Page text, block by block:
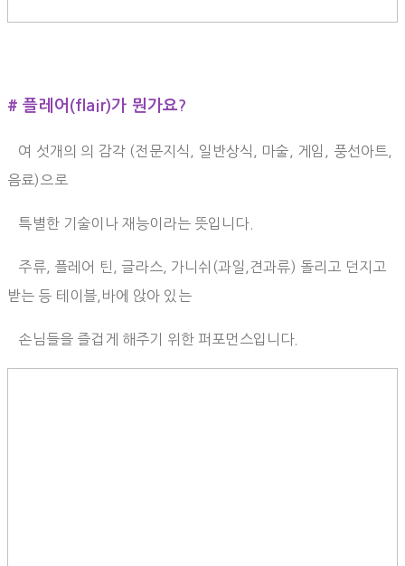
# 플레어(flair)가 뭔가요?
여 섯개의 의 감각 (전문지식, 일반상식, 마술, 게임, 풍선아트,
음료)으로
특별한 기술이나 재능이라는 뜻입니다.
주류, 플레어 틴, 글라스, 가니쉬(과일,견과류) 돌리고 던지고
받는 등 테이블,바에 앉아 있는
손님들을 즐겁게 해주기 위한 퍼포먼스입니다.